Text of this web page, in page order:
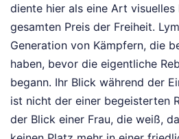
diente hier als eine Art
gesamten Preis der Freiheit.
Generation von Kämpfern, die
haben, bevor die eigentliche
begann. Ihr Blick während der
ist nicht der einer begeisterten
der Blick einer Frau, die weiß,